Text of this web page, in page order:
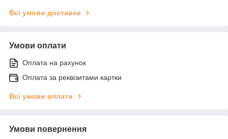
Всі умови доставки
Умови оплати
Оплата на рахунок
Оплата за реквізитами картки
Всі умови оплати
Умови повернення